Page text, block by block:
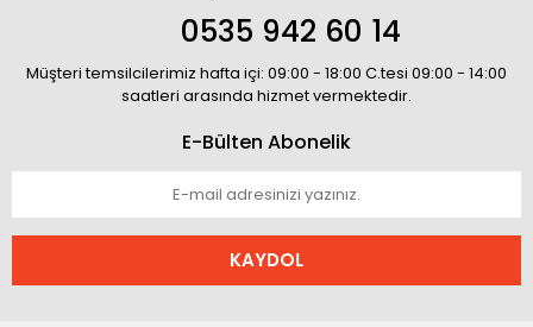
0535 942 60 14
Müşteri temsilcilerimiz hafta içi: 09:00 - 18:00 C.tesi 09:00 - 14:00
saatleri arasında hizmet vermektedir.
E-Bülten Abonelik
KAYDOL